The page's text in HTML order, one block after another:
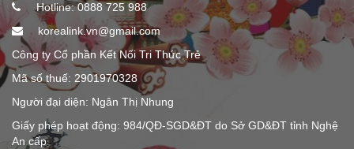
Hotline: 0888 725 988
korealink.vn@gmail.com
Công ty Cổ phần Kết Nối Tri Thức Trẻ
Mã số thuế: 2901970328
Người đại diện: Ngân Thị Nhung
Giấy phép hoạt động: 984/QĐ-SGD&ĐT do Sở GD&ĐT tỉnh Nghệ
An cấp